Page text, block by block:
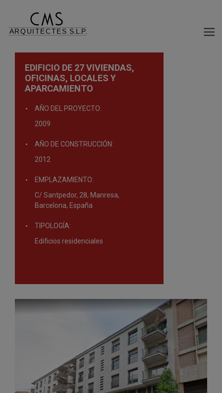
EDIFICIO DE 27 VIVIENDAS,
OFICINAS, LOCALES Y
APARCAMIENTO
AÑO DEL PROYECTO:
2009
AÑO DE CONSTRUCCIÓN:
2012
EMPLAZAMIENTO:
C/ Santpedor, 28, Manresa,
Barcelona, España
TIPOLOGÍA:
Edificios residenciales